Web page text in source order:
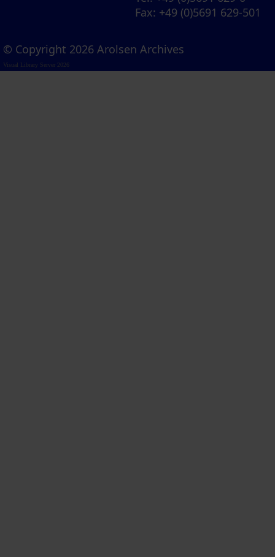
Fax: +49 (0)5691 629-501
© Copyright 2026 Arolsen Archives
Visual Library Server 2026